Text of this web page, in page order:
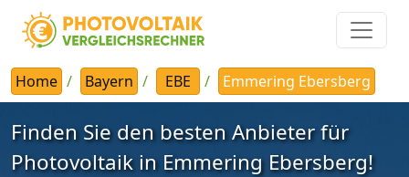
Home Bayern EBE Emmering Ebersberg
Finden Sie den besten Anbieter für
Photovoltaik in Emmering Ebersberg!